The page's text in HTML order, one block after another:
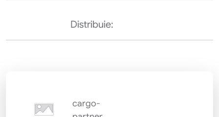
Distribuie:
cargo-